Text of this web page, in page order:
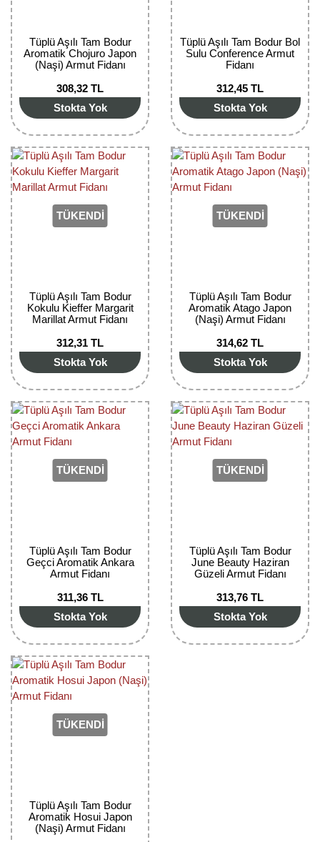
Tüplü Aşılı Tam Bodur
Aromatik Chojuro Japon
(Naşi) Armut Fidanı
308,32 TL
Stokta Yok
Tüplü Aşılı Tam Bodur Bol
Sulu Conference Armut
Fidanı
312,45 TL
Stokta Yok
TÜKENDİ
Tüplü Aşılı Tam Bodur
Kokulu Kieffer Margarit
Marillat Armut Fidanı
312,31 TL
Stokta Yok
TÜKENDİ
Tüplü Aşılı Tam Bodur
Aromatik Atago Japon
(Naşi) Armut Fidanı
314,62 TL
Stokta Yok
TÜKENDİ
Tüplü Aşılı Tam Bodur
Geçci Aromatik Ankara
Armut Fidanı
311,36 TL
Stokta Yok
TÜKENDİ
Tüplü Aşılı Tam Bodur
June Beauty Haziran
Güzeli Armut Fidanı
313,76 TL
Stokta Yok
TÜKENDİ
Tüplü Aşılı Tam Bodur
Aromatik Hosui Japon
(Naşi) Armut Fidanı
Nar Fidanı
Narenciye Fidanları
Nektarin Fidanı
Papaya Fidanı
Pepino Fidanı
Pitaya Fidanı
Şeftali Fidanı
Vişne Fidanı
Yaban Mersini Fidanı
Zeytin Fidanı